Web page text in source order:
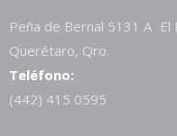
Peña de Bernal 5131 A El
Querétaro, Qro.
Teléfono:
(442) 415 0595